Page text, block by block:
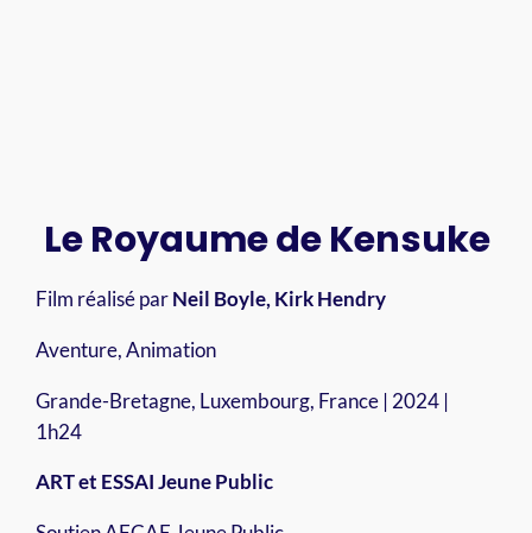
Le Royaume de Kensuke
Film réalisé parNeil Boyle, Kirk Hendry
Aventure, Animation
Grande-Bretagne, Luxembourg, France | 2024 |
1h24
ART et ESSAI Jeune Public